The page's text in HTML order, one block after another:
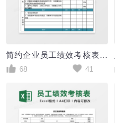
简约企业员工绩效考核表excel模板
68
41